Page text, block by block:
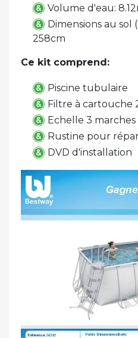
Volume d'eau:
Dimensions au sol
258cm
Ce kit comprend:
Piscine tubulaire
Filtre à cartouche
Echelle 3 marches
Rustine pour
DVD d'installation